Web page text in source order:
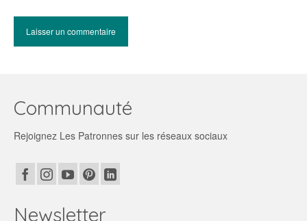
Communauté
Rejoignez Les Patronnes sur les réseaux sociaux
Newsletter